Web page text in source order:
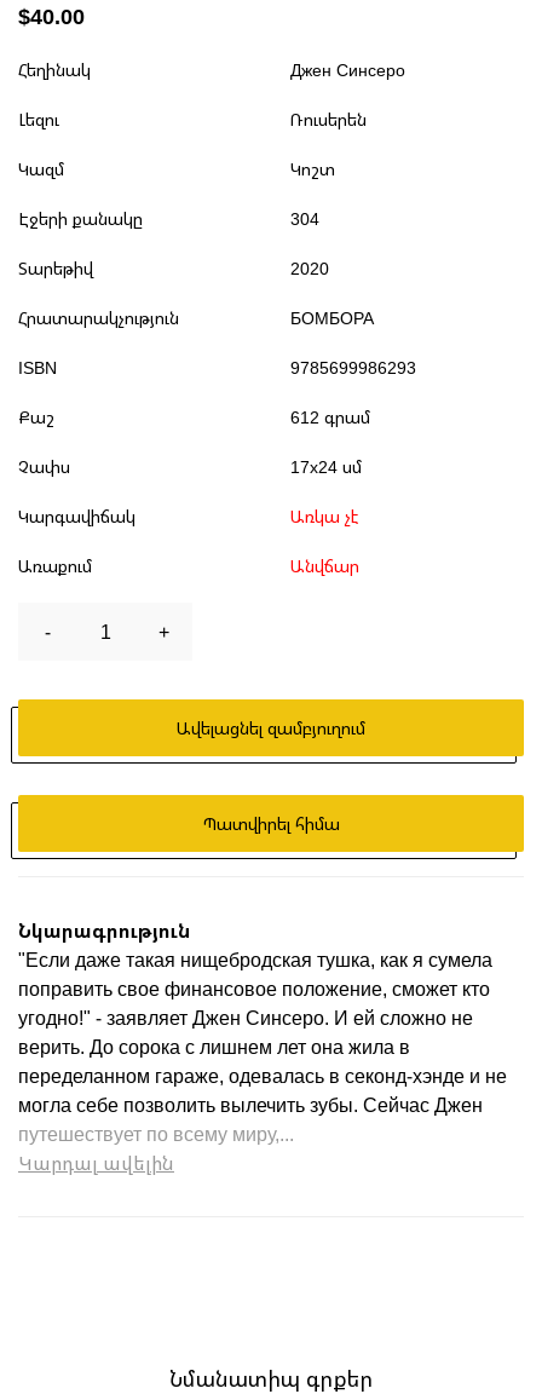
$40.00
Հեղինակ Джен Синсеро
Լեզու Ռուսերեն
Կազմ Կոշտ
Էջերի քանակը 304
Տարեթիվ 2020
Հրատարակչություն БОМБОРА
ISBN 9785699986293
Քաշ 612 գրամ
Չափս 17x24 սմ
Կարգավիճակ Առկա չէ
Առաքում Անվճար
- 1 +
Ավելացնել զամբյուղում
Պատվիրել հիմա
Նկարագրություն
"Если даже такая нищебродская тушка, как я сумела
поправить свое финансовое положение, сможет кто
угодно!" - заявляет Джен Синсеро. И ей сложно не
верить. До сорока с лишнем лет она жила в
переделанном гараже, одевалась в секонд-хэнде и не
могла себе позволить вылечить зубы. Сейчас Джен
путешествует по всему миру,...
Կարդալ ավելին
Նմանատիպ գրքեր